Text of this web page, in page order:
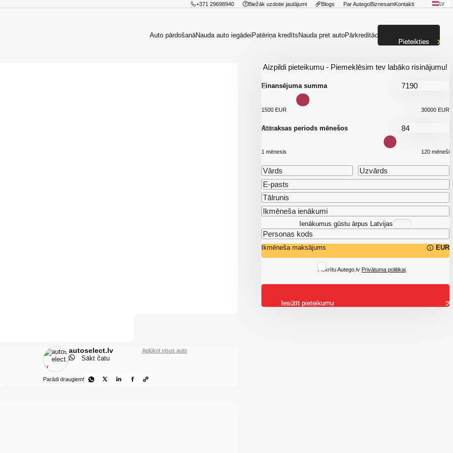
+371 29698940 Biežāk uzdotie jautājumi Blogs Par AutegoBiznesamKontakti LV
Auto pārdošanāNauda auto iegādeiPatēriņa kredītsNauda pret autoPārkreditācija
autoselect.lv
Sākt čatu
Aplūkot visus auto
Parādi draugiem!
Aizpildi pieteikumu - Piemeklēsim tev labāko risinājumu!
Finansējuma summa
€
1500 EUR 30000 EUR
Atmaksas periods mēnešos
mēn.
1 mēnesis 120 mēneši
Ienākumus gūstu ārpus Latvijas
Ikmēneša maksājums EUR
Piekrītu Autego.lv Privātuma politikai